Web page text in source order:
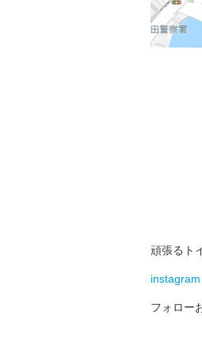
頑張るト
フォロー